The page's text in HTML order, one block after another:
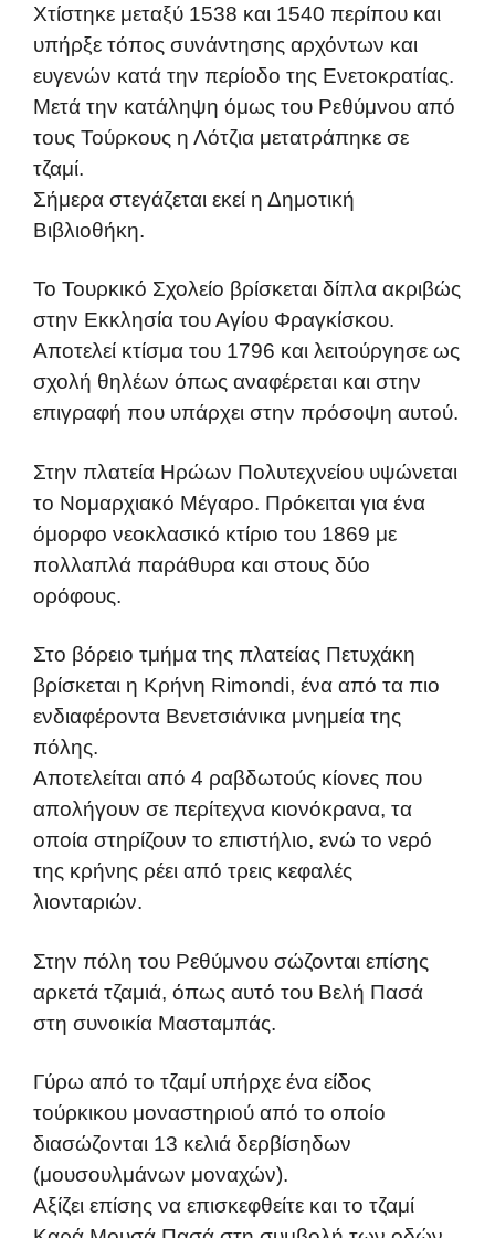
Χτίστηκε μεταξύ 1538 και 1540 περίπου και
υπήρξε τόπος συνάντησης αρχόντων και
ευγενών κατά την περίοδο της Ενετοκρατίας.
Μετά την κατάληψη όμως του Ρεθύμνου από
τους Τούρκους η Λότζια μετατράπηκε σε
τζαμί.
Σήμερα στεγάζεται εκεί η Δημοτική
Βιβλιοθήκη.
Το Τουρκικό Σχολείο βρίσκεται δίπλα ακριβώς
στην Εκκλησία του Αγίου Φραγκίσκου.
Αποτελεί κτίσμα του 1796 και λειτούργησε ως
σχολή θηλέων όπως αναφέρεται και στην
επιγραφή που υπάρχει στην πρόσοψη αυτού.
Στην πλατεία Ηρώων Πολυτεχνείου υψώνεται
το Νομαρχιακό Μέγαρο. Πρόκειται για ένα
όμορφο νεοκλασικό κτίριο του 1869 με
πολλαπλά παράθυρα και στους δύο
ορόφους.
Στο βόρειο τμήμα της πλατείας Πετυχάκη
βρίσκεται η Κρήνη Rimondi, ένα από τα πιο
ενδιαφέροντα Βενετσιάνικα μνημεία της
πόλης.
Αποτελείται από 4 ραβδωτούς κίονες που
απολήγουν σε περίτεχνα κιονόκρανα, τα
οποία στηρίζουν το επιστήλιο, ενώ το νερό
της κρήνης ρέει από τρεις κεφαλές
λιονταριών.
Στην πόλη του Ρεθύμνου σώζονται επίσης
αρκετά τζαμιά, όπως αυτό του Βελή Πασά
στη συνοικία Μασταμπάς.
Γύρω από το τζαμί υπήρχε ένα είδος
τούρκικου μοναστηριού από το οποίο
διασώζονται 13 κελιά δερβίσηδων
(μουσουλμάνων μοναχών).
Αξίζει επίσης να επισκεφθείτε και το τζαμί